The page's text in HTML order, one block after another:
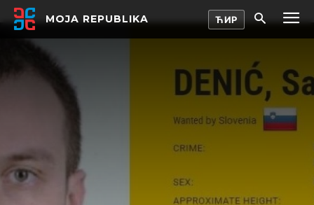
MOJA REPUBLIKA